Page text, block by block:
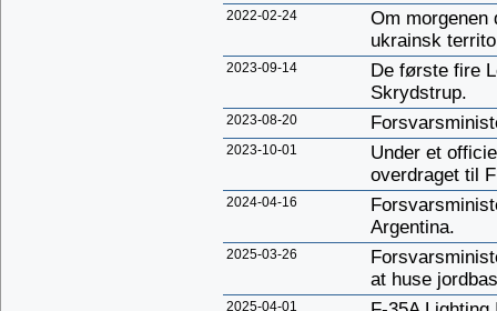
2022-02-24
Om
ukrainsk
2023-09-14
De første fire
Skrydstrup.
2023-08-20
2023-10-01
Under et
overdraget til
2024-04-16
Argentina.
2025-03-26
at huse
2025-04-01